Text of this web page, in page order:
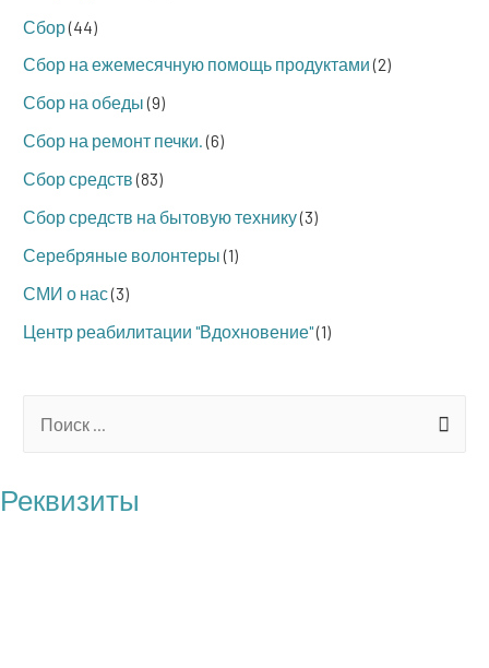
Сбор(44)
Сбор на ежемесячную помощь продуктами(2)
Сбор на обеды(9)
Сбор на ремонт печки.(6)
Сбор средств(83)
Сбор средств на бытовую технику(3)
Серебряные волонтеры(1)
СМИ о нас(3)
Центр реабилитации "Вдохновение"(1)
r
Реквизиты